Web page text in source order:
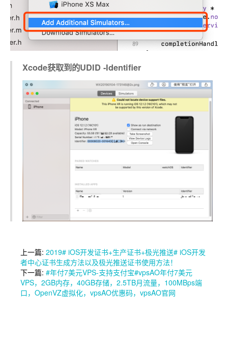
Xcode获取到的UDID -Identifier
上一篇: 2019# iOS开发证书+生产证书+极光推送# iOS开发
者中心证书生成方法以及极光推送证书使用方法！
下一篇: #年付7美元VPS-支持支付宝#vpsAO年付7美元
VPS，2GB内存，40GB存储，2.5TB月流量，100MBps端
口，OpenVZ虚拟化，vpsAO优惠码，vpsAO官网